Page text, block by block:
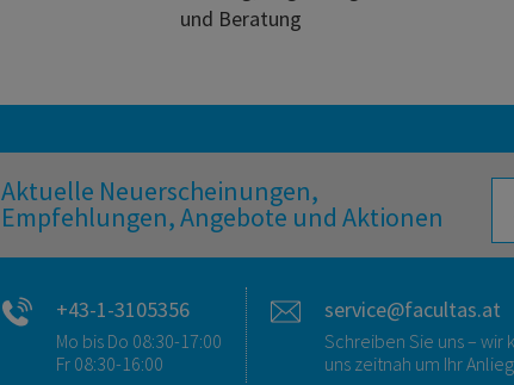
und Beratung
Aktuelle Neuerscheinungen,
Empfehlungen, Angebote und Aktionen
+43-1-3105356
Mo bis Do 08:30-17:00
Fr 08:30-16:00
service@facultas.at
Schreiben Sie uns – wir
uns zeitnah um Ihr